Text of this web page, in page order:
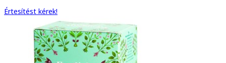
Értesítést kérek!